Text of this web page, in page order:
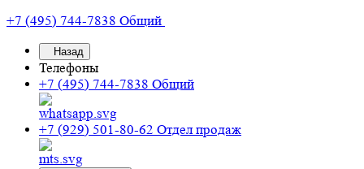
+7 (495) 744-7838 Общий
Назад
Телефоны
+7 (495) 744-7838 Общий
+7 (929) 501-80-62 Отдел продаж